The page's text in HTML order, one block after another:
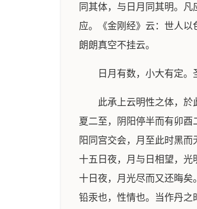
同其体，与日月同其明。
应。《金刚经》云：世人以
朗朗真空不挂云。
日月有数，小大有定。
此承上云明性之体，
夏二至，阴阳停半而有卯
阳同宫交会，月至此时黑
十五日夜，月与日相望，光
十日夜，月光尽而又还晦矣
铅汞也，性情也。当作丹